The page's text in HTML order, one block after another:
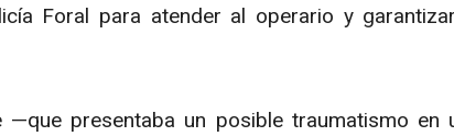
Foral para atender al operario y
presentaba un posible traumatismo en